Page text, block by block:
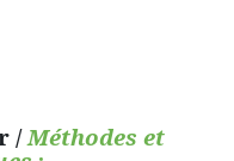
/ Méthodes et